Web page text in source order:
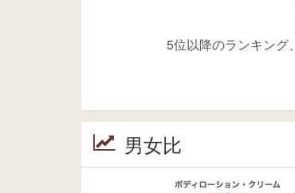
5位以降のランキング
男女比